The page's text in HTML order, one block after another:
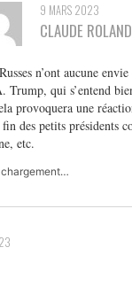
9 MARS 2023
CLAUDE ROLAND
n’ont aucune
Trump, qui s’entend
provoquera une
des petits présidents
etc.
chargement…